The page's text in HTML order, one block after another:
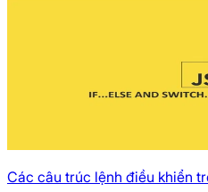
Các câu trúc lệnh điều khiển